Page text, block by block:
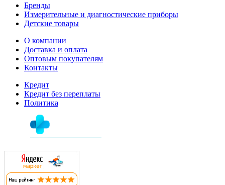
Бренды
Измерительные и диагностические приборы
Детские товары
О компании
Доставка и оплата
Оптовым покупателям
Контакты
Кредит
Кредит без переплаты
Политика